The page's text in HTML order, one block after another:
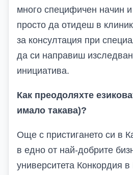
много специфичен начин
просто да отидеш в
за консултация при
да си направиш
инициатива.
Как преодоляхте
имало такава)?
Още с пристигането си в
в едно от най-добрите
университета Конкордия